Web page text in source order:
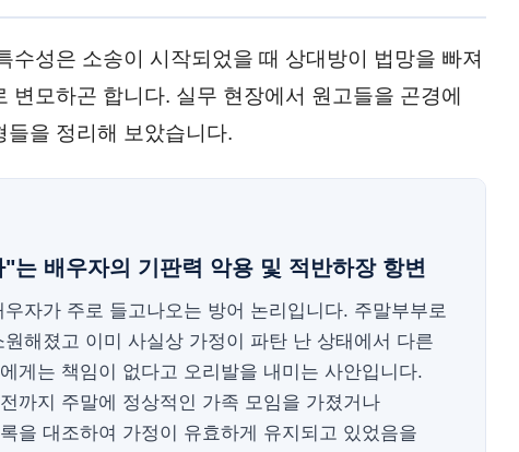
수성은 소송이 시작되었을 때 상대방이 법망을 빠져
변모하곤 합니다. 실무 현장에서 원고들을 곤경에
을 정리해 보았습니다.
는 배우자의 기판력 악용 및 적반하장 항변
자가 주로 들고나오는 방어 논리입니다. 주말부부로
해졌고 이미 사실상 가정이 파탄 난 상태에서 다른
게는 책임이 없다고 오리발을 내미는 사안입니다.
까지 주말에 정상적인 가족 모임을 가졌거나
을 대조하여 가정이 유효하게 유지되고 있었음을